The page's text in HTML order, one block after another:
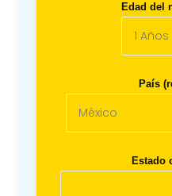
Edad del
País
Estado